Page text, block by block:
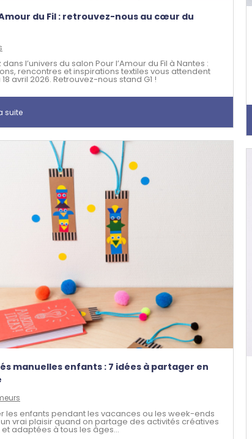
du Fil : retrouvez-nous au cœur du
l’univers du salon Pour l’Amour du Fil à Nantes :
rencontres et inspirations textiles vous attendent
18 avril 2026. Retrouvez-nous stand G1 !
suite
manuelles enfants : 7 idées à partager en
les enfants pendant les vacances ou les week-ends
vrai plaisir quand on partage des activités créatives
et adaptées à tous les âges…